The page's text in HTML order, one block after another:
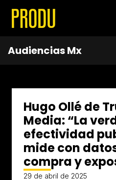
Audiencias Mx
Hugo Ollé de
Media: “La
efectividad
mide con
compra y
29 de abril de 2025